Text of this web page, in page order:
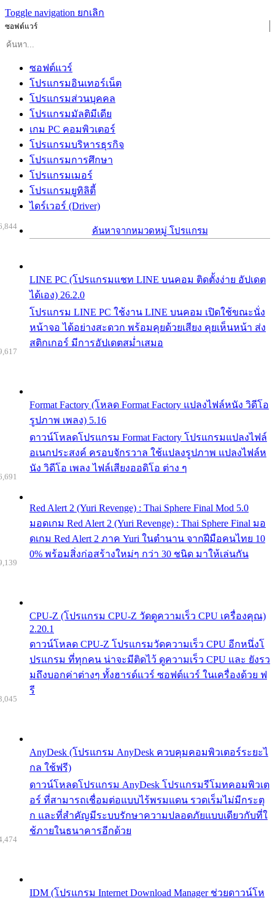
Toggle navigation ยกเลิก
ซอฟต์แวร์
ซอฟต์แวร์
โปรแกรมอินเทอร์เน็ต
โปรแกรมส่วนบุคคล
โปรแกรมมัลติมีเดีย
เกม PC คอมพิวเตอร์
โปรแกรมบริหารธุรกิจ
โปรแกรมการศึกษา
โปรแกรมเมอร์
โปรแกรมยูทิลิตี้
ไดร์เวอร์ (Driver)
ค้นหาจากหมวดหมู่ โปรแกรม
LINE PC (โปรแกรมแชท LINE บนคอม ติดตั้งง่าย อัปเดต
ได้เอง) 26.2.0
โปรแกรม LINE PC ใช้งาน LINE บนคอม เปิดใช้ขณะนั่ง
หน้าจอ ได้อย่างสะดวก พร้อมคุยด้วยเสียง คุยเห็นหน้า ส่ง
สติกเกอร์ มีการอัปเดตสม่ำเสมอ
Format Factory (โหลด Format Factory แปลงไฟล์หนัง วิดีโอ
รูปภาพ เพลง) 5.16
ดาวน์โหลดโปรแกรม Format Factory โปรแกรมแปลงไฟล์
อเนกประสงค์ ครอบจักรวาล ใช้แปลงรูปภาพ แปลงไฟล์ห
นัง วิดีโอ เพลง ไฟล์เสียงออดิโอ ต่าง ๆ
Red Alert 2 (Yuri Revenge) : Thai Sphere Final Mod 5.0
มอดเกม Red Alert 2 (Yuri Revenge) : Thai Sphere Final มอ
ดเกม Red Alert 2 ภาค Yuri ในตำนาน จากฝีมือคนไทย 10
0% พร้อมสิ่งก่อสร้างใหม่ๆ กว่า 30 ชนิด มาให้เล่นกัน
CPU-Z (โปรแกรม CPU-Z วัดดูความเร็ว CPU เครื่องคุณ)
2.20.1
ดาวน์โหลด CPU-Z โปรแกรมวัดความเร็ว CPU อีกหนึ่งโ
ปรแกรม ที่ทุกคน น่าจะมีติดไว้ ดูความเร็ว CPU และ ยังรว
มถึงบอกค่าต่างๆ ทั้งฮารด์แวร์ ซอฟต์แวร์ ในเครื่องด้วย ฟ
รี
AnyDesk (โปรแกรม AnyDesk ควบคุมคอมพิวเตอร์ระยะไ
กล ใช้ฟรี)
ดาวน์โหลดโปรแกรม AnyDesk โปรแกรมรีโมทคอมพิวเต
อร์ ที่สามารถเชื่อมต่อแบบไร้พรมแดน รวดเร็มไม่มีกระตุ
ก และที่สำคัญมีระบบรักษาความปลอดภัยแบบเดียวกับที่ใ
ช้ภายในธนาคารอีกด้วย
IDM (โปรแกรม Internet Download Manager ช่วยดาวน์โห